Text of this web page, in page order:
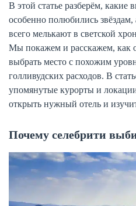
В этой статье разберём, какие
особенно полюбились
всего мелькают в светской
Мы покажем и расскажем, как
выбрать место с похожим
голливудских расходов. В
упомянутые курорты и
открыть нужный отель и
Почему селебрити